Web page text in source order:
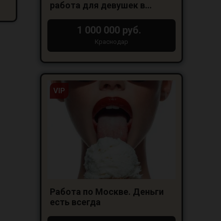
работа для девушек в
1 000 000 руб.
Краснодар
VIP
Работа по Москве. Деньги
есть всегда